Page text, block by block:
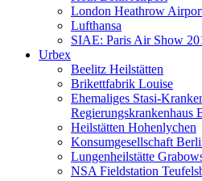
London Heathrow
Lufthansa
SIAE: Paris Air Show
Urbex
Beelitz Heilstätten
Brikettfabrik Louise
Ehemaliges Stasi-
Regierungskrankenhaus
Heilstätten Hohenlychen
Konsumgesellschaft
Lungenheilstätte
NSA Fieldstation